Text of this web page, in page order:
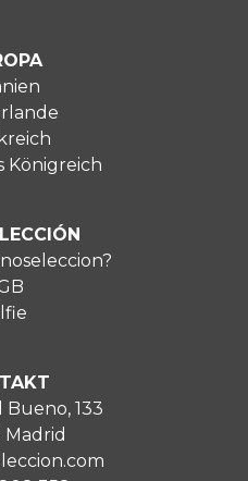
Königreich
133